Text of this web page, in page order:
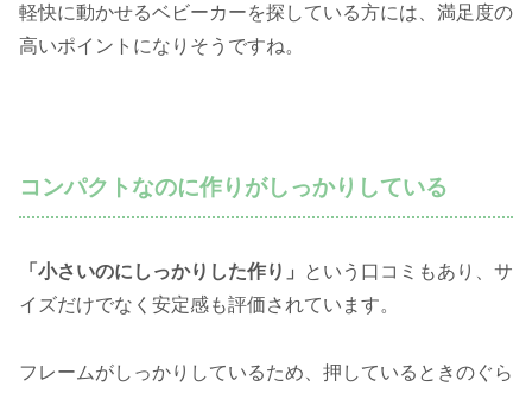
軽快に動かせるベビーカーを探している方には、満足度の
高いポイントになりそうですね。
コンパクトなのに作りがしっかりしている
「小さいのにしっかりした作り」
という口コミもあり、サ
イズだけでなく安定感も評価されています。
フレームがしっかりしているため、押しているときのぐら